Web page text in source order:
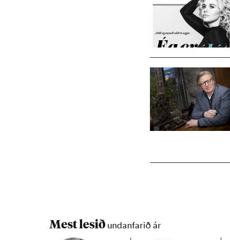
Mest lesið undanfarið ár